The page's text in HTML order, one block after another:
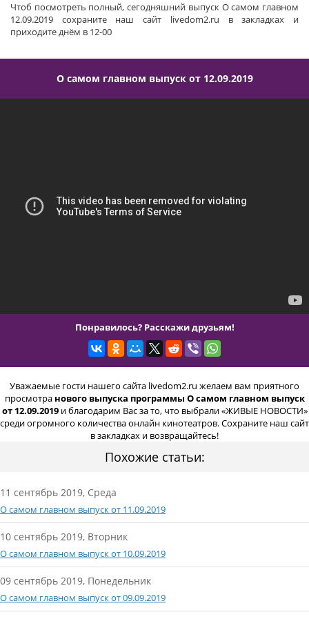
Чтоб посмотреть полный, сегодняшний выпуск О самом главном
12.09.2019 сохраните наш сайт livedom2.ru в закладках и
приходите днём в 12-00
О самом главном выпуск от 12.09.2019
Понравилось? Расскажи друзьям!
Уважаемые гости нашего сайта livedom2.ru желаем вам приятного
просмотра нового выпуска программы О самом главном выпуск
от 12.09.2019и благодарим Вас за то, что выбрали «ЖИВЫЕ НОВОСТИ»
среди огромного количества онлайн кинотеатров. Сохраните наш сайт
в закладках и возвращайтесь!
Похожие статьи:
11 сентябрь 2019, Среда
О самом главном выпуск от 11.09.2019
10 сентябрь 2019, Вторник
О самом главном выпуск от 10.09.2019
09 сентябрь 2019, Понедельник
О самом главном выпуск от 09.09.2019